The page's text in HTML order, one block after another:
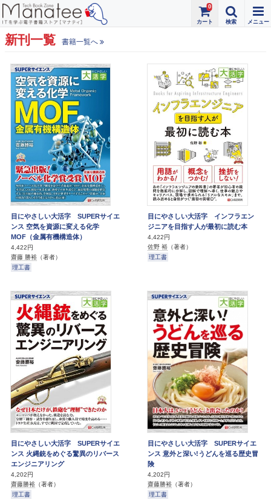
0
新刊一覧 書籍一覧へ
目にやさしい大活字 SUPERサイエ
ンス 空気を資源に変える化学
MOF（金属有機構造体）
4,422円
齋藤 勝裕 （著者）
理工書
目にやさしい大活字 インフラエン
ジニアを目指す人が最初に読む本
4,422円
佐野 裕 （著者）
理工書
目にやさしい大活字 SUPERサイエ
ンス 火縄銃をめぐる驚異のリバース
エンジニアリング
4,202円
齋藤勝裕 （著者）
理工書
目にやさしい大活字 SUPERサイエ
ンス 意外と深い!うどんを巡る歴史冒
険
4,202円
齋藤勝裕 （著者）
理工書